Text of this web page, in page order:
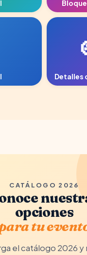
Detalles
CATÁLOGO 2026
opciones
tu
el catálogo 2026 y